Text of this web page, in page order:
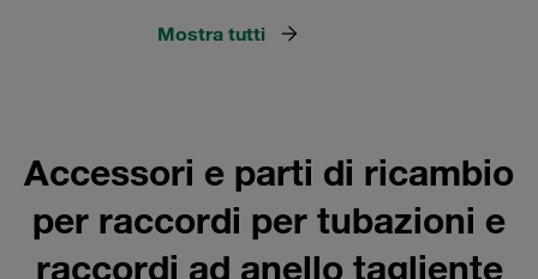
Mostra tutti
Accessori e parti di ricambio
per raccordi per tubazioni e
raccordi ad anello tagliente